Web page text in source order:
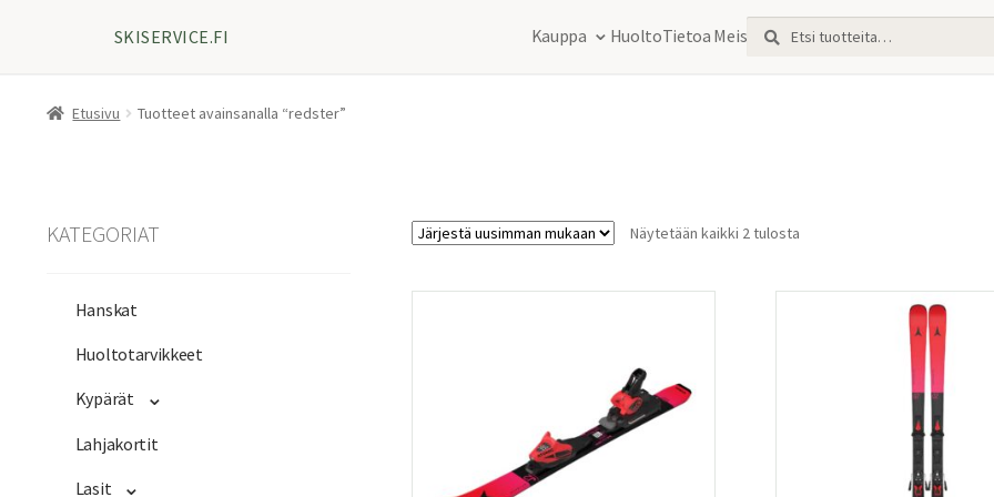
SKISERVICE.FI Kauppa HuoltoTietoa MeistäEtsi:
Haku
Etusivu Tuotteet avainsanalla “redster”
Näytetään kaikki 2 tulostaSorted
KATEGORIAT
Hanskat
Huoltotarvikkeet
Kypärät
Lahjakortit
Lasit